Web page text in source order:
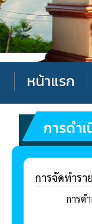
หน้าแรก
การดำ
การจัดทำร
การด